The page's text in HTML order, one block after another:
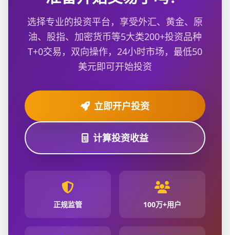
选择专业的投资平台，享受外汇、黄金、原
油、股指、加密货币等5大类200+投资品种
T+0交易，双向操作，24小时市场，最低50
美元即可开始投资
立即开户投资
计算投资收益
正规监管 100万+用户